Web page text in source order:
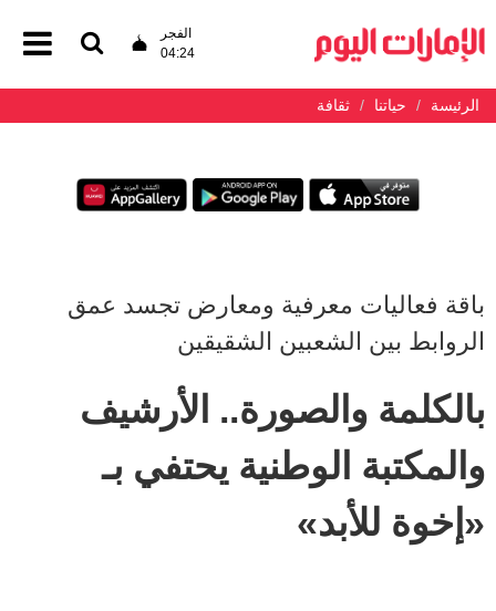
الفجر
04:24
الرئيسة حياتنا ثقافة
باقة فعاليات معرفية ومعارض تجسد عمق
الروابط بين الشعبين الشقيقين
بالكلمة والصورة.. الأرشيف
والمكتبة الوطنية يحتفي بـ
«إخوة للأبد»